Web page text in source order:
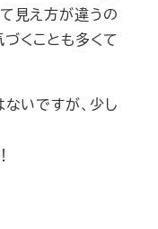
見え方が違うの
くことも多くて
ないですが、少し